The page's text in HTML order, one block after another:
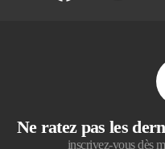
Ne ratez pas les
inscrivez-vous dès